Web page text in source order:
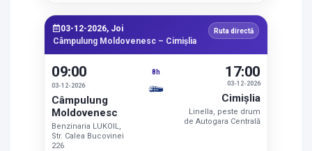
03-12-2026, Joi
Câmpulung Moldovenesc – Cimişlia
Ruta directă
09:00
03-12-2026
Câmpulung
Moldovenesc
Benzinaria LUKOIL,
Str. Calea Bucovinei
226
8h
03-12-2026
17:00
Cimişlia
Linella, peste drum
de Autogara Centrală